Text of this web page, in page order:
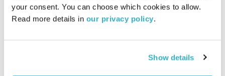
your consent. You can choose which cookies to allow.
Read more details in our privacy policy.
Show details
01.06.22
00:58:38